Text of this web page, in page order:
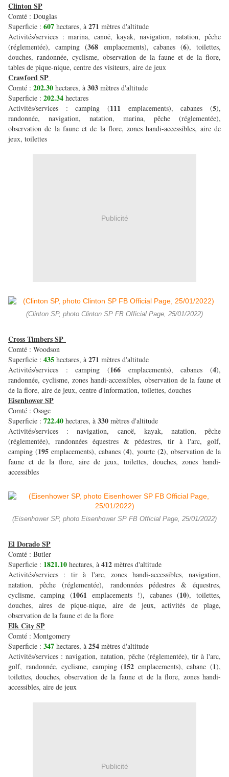
Clinton SP
Comté : Douglas
Superficie : 607 hectares, à 271 mètres d'altitude
Activités/services : marina, canoë, kayak, navigation, natation, pêche
(réglementée), camping (368 emplacements), cabanes (6), toilettes,
douches, randonnée, cyclisme, observation de la faune et de la flore,
tables de pique-nique, centre des visiteurs, aire de jeux
Crawford SP
Comté : 202.30 hectares, à 303 mètres d'altitude
Superficie : 202.34 hectares
Activités/services : camping (111 emplacements), cabanes (5),
randonnée, navigation, natation, marina, pêche (réglementée),
observation de la faune et de la flore, zones handi-accessibles, aire de
jeux, toilettes
Publicité
(Clinton SP, photo Clinton SP FB Official Page, 25/01/2022)
Cross Timbers SP
Comté : Woodson
Superficie : 435 hectares, à 271 mètres d'altitude
Activités/services : camping (166 emplacements), cabanes (4),
randonnée, cyclisme, zones handi-accessibles, observation de la faune et
de la flore, aire de jeux, centre d'information, toilettes, douches
Eisenhower SP
Comté : Osage
Superficie : 722.40 hectares, à 330 mètres d'altitude
Activités/services : navigation, canoë, kayak, natation, pêche
(réglementée), randonnées équestres & pédestres, tir à l'arc, golf,
camping (195emplacements), cabanes (4), yourte (2), observation de la
faune et de la flore, aire de jeux, toilettes, douches, zones handi-
accessibles
(Eisenhower SP, photo Eisenhower SP FB Official Page, 25/01/2022)
El Dorado SP
Comté : Butler
Superficie : 1821.10 hectares, à 412 mètres d'altitude
Activités/services : tir à l'arc, zones handi-accessibles, navigation,
natation, pêche (réglementée), randonnées pédestres & équestres,
cyclisme, camping (1061 emplacements !), cabanes (10), toilettes,
douches, aires de pique-nique, aire de jeux, activités de plage,
observation de la faune et de la flore
Elk City SP
Comté : Montgomery
Superficie : 347 hectares, à 254 mètres d'altitude
Activités/services : navigation, natation, pêche (réglementée), tir à l'arc,
golf, randonnée, cyclisme, camping (152 emplacements), cabane (1),
toilettes, douches, observation de la faune et de la flore, zones handi-
accessibles, aire de jeux
Publicité